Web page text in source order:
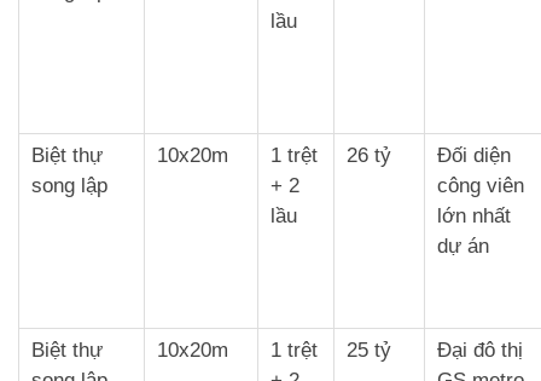
lầu
Biệt thự
song lập
10x20m
1 trệt
+ 2
lầu
26 tỷ
Đối diện
công viên
lớn nhất
dự án
Biệt thự
10x20m
1 trệt
25 tỷ
Đại đô thị